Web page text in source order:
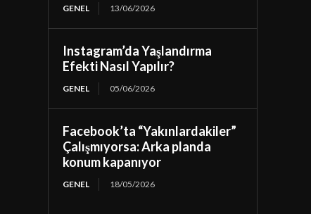
GENEL 13/06/2026
Instagram’da Yaşlandırma
Efekti Nasıl Yapılır?
GENEL 05/06/2026
Facebook’ta “Yakınlardakiler”
Çalışmıyorsa: Arka planda
konum kapanıyor
GENEL 18/05/2026